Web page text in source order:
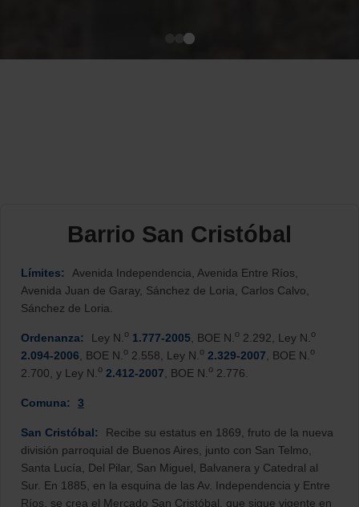
Barrio San Cristóbal
Límites:
Avenida Independencia, Avenida Entre Ríos,
Avenida Juan de Garay, Sánchez de Loria, Carlos Calvo,
Sánchez de Loria.
Ordenanza: Ley N. o 1.777-2005 , BOE N. o 2.292, Ley N. o
2.094-2006 , BOE N. o 2.558, Ley N. o 2.329-2007 , BOE N. o
2.700, y Ley N. o 2.412-2007 , BOE N. o 2.776.
Comuna: 3
San Cristóbal:
Recibe su estatus en 1869, fruto de la nueva
división parroquial de Buenos Aires, junto con San Telmo,
Santa Lucía, Del Pilar, San Miguel, Balvanera y Catedral al
Sur. En 1885, en la esquina de las Av. Independencia y Entre
Ríos, se crea el Mercado San Cristóbal, que sigue vigente en